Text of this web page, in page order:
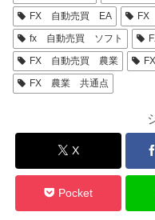
FX 自動売買 EA
FX
fx 自動売買 ソフト
FX 自動売買 農業
FX 農業 共通点
X
Pocket